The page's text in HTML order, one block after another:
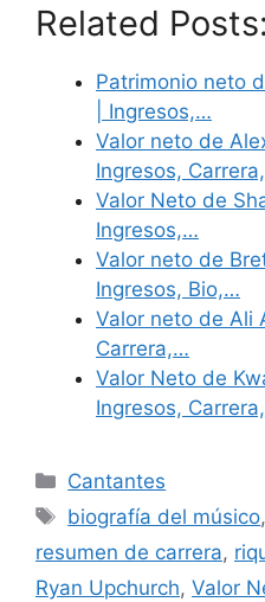
Related Posts:
Patrimonio neto
| Ingresos,…
Valor neto de
Ingresos,
Valor Neto de
Ingresos,…
Valor neto de
Ingresos, Bio,…
Valor neto de Ali
Carrera,…
Valor Neto de
Ingresos,
Categories
Cantantes
Tags
biografía del músico,
resumen de carrera,
Ryan Upchurch, Valor